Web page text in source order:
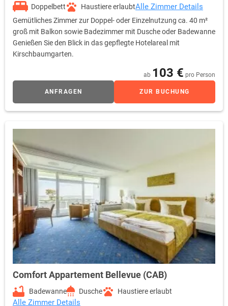
Doppelbett Haustiere erlaubtAlle Zimmer Details
Gemütliches Zimmer zur Doppel- oder Einzelnutzung ca. 40 m²
groß mit Balkon sowie Badezimmer mit Dusche oder Badewanne
Genießen Sie den Blick in das gepflegte Hotelareal mit
Kirschbaumgarten.
ab 103 € pro Person
ANFRAGEN ZUR BUCHUNG
Comfort Appartement Bellevue (CAB)
Badewanne Dusche Haustiere erlaubt
Alle Zimmer Details